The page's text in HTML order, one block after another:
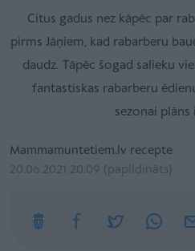
Citus gadus nez kāpēc par
pirms Jāņiem, kad rabarberu
daudz. Tāpēc šogad salieku
fantastiskas rabarberu
sezonai plāns
Mammamuntetiem.lv recepte
20.06.2021 20:09 (papildināts)